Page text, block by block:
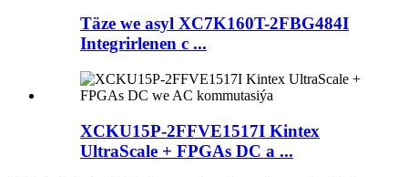
Täze we asyl XC7K160T-2FBG484I
Integrirlenen c ...
XCKU15P-2FFVE1517I Kintex
UltraScale + FPGAs DC a ...